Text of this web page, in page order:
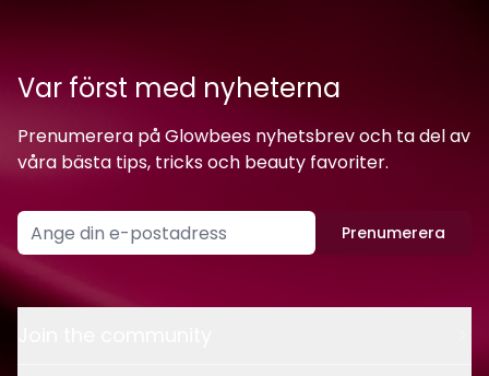
Var först med nyheterna
Prenumerera på Glowbees nyhetsbrev och ta del av
våra bästa tips, tricks och beauty favoriter.
Prenumerera